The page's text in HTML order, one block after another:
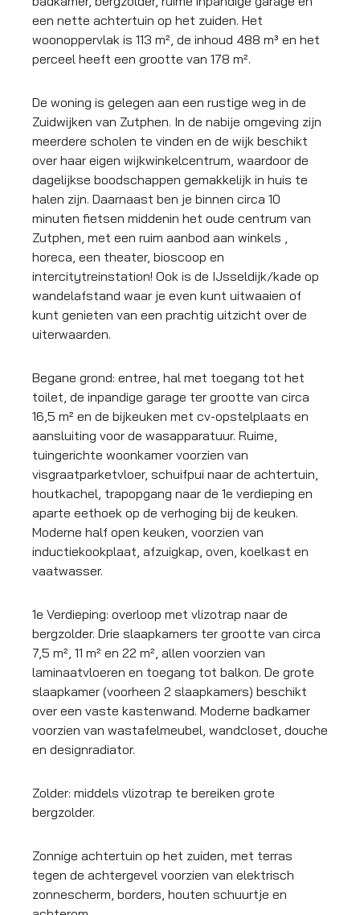
een nette achtertuin op het zuiden. Het
woonoppervlak is 113 m², de inhoud 488 m³ en het
perceel heeft een grootte van 178 m².
De woning is gelegen aan een rustige weg in de
Zuidwijken van Zutphen. In de nabije omgeving zijn
meerdere scholen te vinden en de wijk beschikt
over haar eigen wijkwinkelcentrum, waardoor de
dagelijkse boodschappen gemakkelijk in huis te
halen zijn. Daarnaast ben je binnen circa 10
minuten fietsen middenin het oude centrum van
Zutphen, met een ruim aanbod aan winkels ,
horeca, een theater, bioscoop en
intercitytreinstation! Ook is de IJsseldijk/kade op
wandelafstand waar je even kunt uitwaaien of
kunt genieten van een prachtig uitzicht over de
uiterwaarden.
Begane grond: entree, hal met toegang tot het
toilet, de inpandige garage ter grootte van circa
16,5 m² en de bijkeuken met cv-opstelplaats en
aansluiting voor de wasapparatuur. Ruime,
tuingerichte woonkamer voorzien van
visgraatparketvloer, schuifpui naar de achtertuin,
houtkachel, trapopgang naar de 1e verdieping en
aparte eethoek op de verhoging bij de keuken.
Moderne half open keuken, voorzien van
inductiekookplaat, afzuigkap, oven, koelkast en
vaatwasser.
1e Verdieping: overloop met vlizotrap naar de
bergzolder. Drie slaapkamers ter grootte van circa
7,5 m², 11 m² en 22 m², allen voorzien van
laminaatvloeren en toegang tot balkon. De grote
slaapkamer (voorheen 2 slaapkamers) beschikt
over een vaste kastenwand. Moderne badkamer
voorzien van wastafelmeubel, wandcloset, douche
en designradiator.
Zolder: middels vlizotrap te bereiken grote
bergzolder.
Zonnige achtertuin op het zuiden, met terras
tegen de achtergevel voorzien van elektrisch
zonnescherm, borders, houten schuurtje en